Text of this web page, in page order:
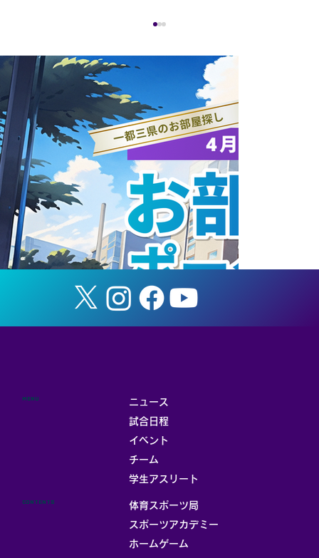
ANAホールディングス株式会社と連携協
定を締結
ニュース
試合日程
イベント
チーム
学生アスリート
MENU
体育スポーツ局
スポーツアカデミー
ホームゲーム
CONTENTS